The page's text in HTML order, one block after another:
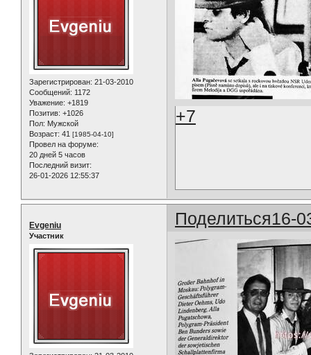
Зарегистрирован: 21-03-2010
Сообщений: 1172
Уважение: +1819
Позитив: +1026
Пол: Мужской
Возраст: 41 [1985-04-10]
Провел на форуме:
20 дней 5 часов
Последний визит:
26-01-2026 12:55:37
+7
Поделиться16-
Evgeniu
Участник